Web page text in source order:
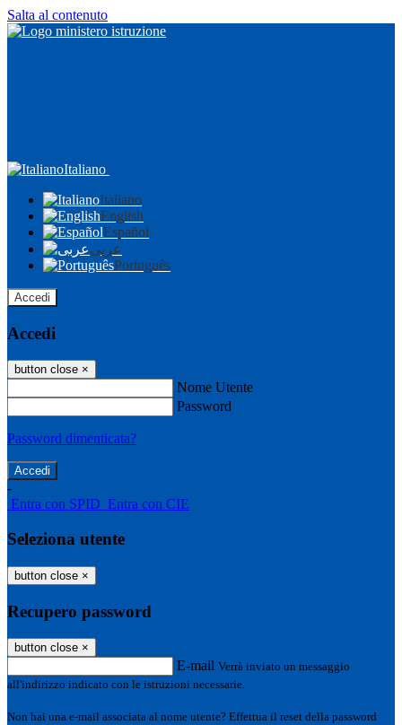
Salta al contenuto
Italiano
Italiano
English
Español
عربى
Português
Accedi
Accedi
button close ×
Nome Utente
Password
Password dimenticata?
-
Entra con SPID Entra con CIE
Seleziona utente
button close ×
Recupero password
button close ×
E-mail Verrà inviato un messaggio
all'indirizzo indicato con le istruzioni necessarie.
Non hai una e-mail associata al nome utente? Effettua il reset della password